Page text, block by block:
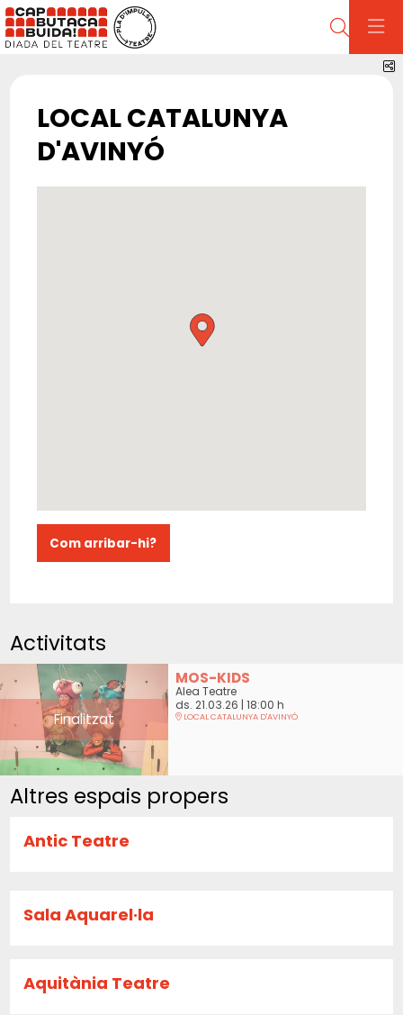
Cerca
LOCAL CATALUNYA
D'AVINYÓ
Com arribar-hi?
Activitats
Finalitzat
MOS-KIDS
Alea Teatre
ds. 21.03.26 | 18:00 h
LOCAL CATALUNYA D'AVINYÓ
Altres espais propers
Antic Teatre
Sala Aquarel·la
Aquitània Teatre